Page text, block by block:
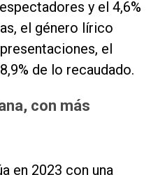
y el 4,6%
el género lírico
el
de lo recaudado.
con más
en 2023 con una